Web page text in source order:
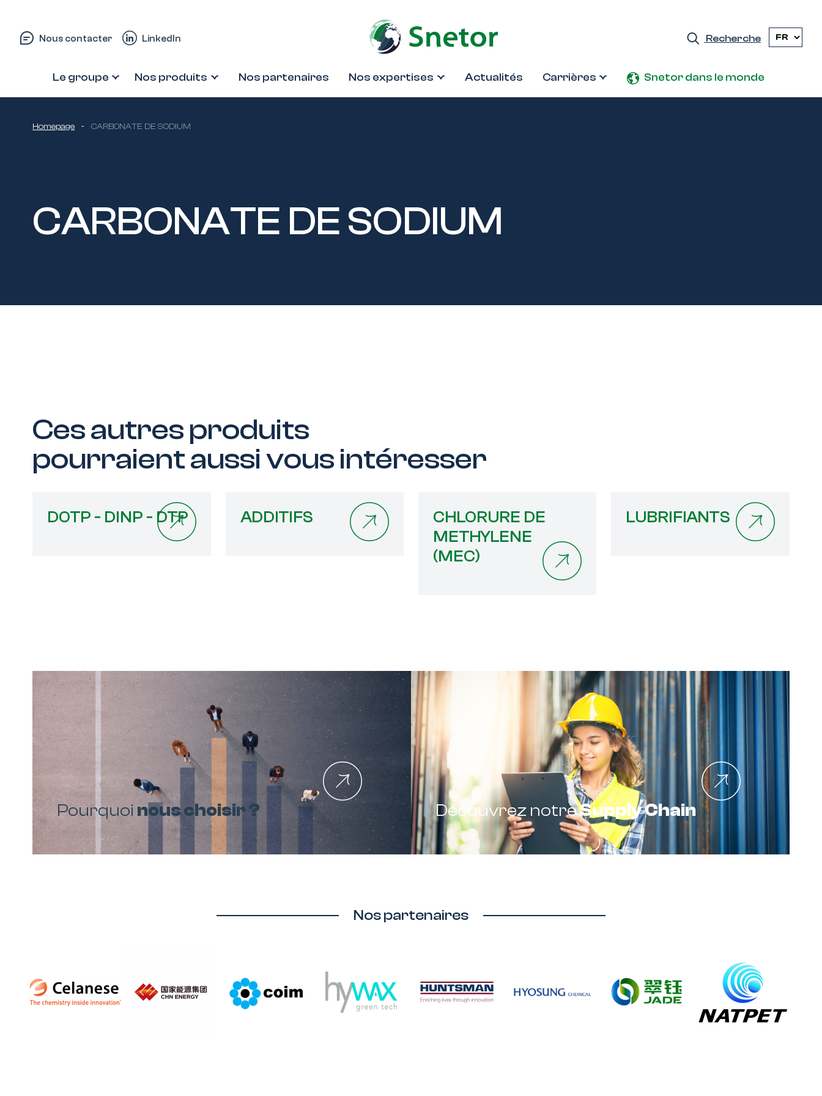
Nous contacter LinkedIn Recherche
Le groupe Nos produits Nos partenaires Nos expertises Actualités Carrières Snetor dans le monde
Homepage - CARBONATE DE SODIUM
CARBONATE DE SODIUM
Ces autres produits
pourraient aussi vous intéresser
DOTP - DINP - DTP ADDITIFS
CHLORURE DE
METHYLENE
(MEC)
LUBRIFIANTS
Pourquoinous choisir ? Découvrez notreSupply Chain
Nos partenaires